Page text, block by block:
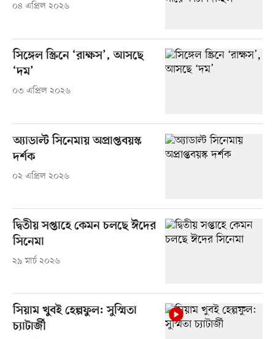
০৪ এপ্রিল ২০২৬
সিঙ্গেল স্ক্রিনে ‘রাক্ষস’, আসছে
‘দম’
০৩ এপ্রিল ২০২৬
অ্যাডাল্ট সিনেমায় অপ্রাপ্তবয়স্ক
দর্শক
০২ এপ্রিল ২০২৬
দ্বিতীয় সপ্তাহে কেমন চলছে ঈদের
সিনেমা
২৯ মার্চ ২০২৬
সিয়াম খুবই হেল্পফুল: সুস্মিতা
চ্যাটার্জী